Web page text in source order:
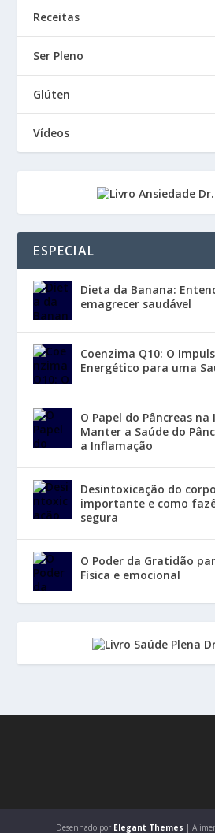
Receitas
Ser Pleno
Glúten
Vídeos
ESPECIAL
Dieta da Banana:
emagrecer saudável
Coenzima Q10: O
Energético para uma
O Papel do Pâncreas
Manter a Saúde do
a Inflamação
Desintoxicação do
importante e como
segura
O Poder da Gratidão
Física e emocional
Desenhado por Elegant Themes |